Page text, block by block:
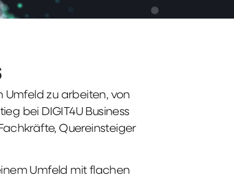
Umfeld zu arbeiten, von
bei DIGIT4U Business
Quereinsteiger
Umfeld mit flachen